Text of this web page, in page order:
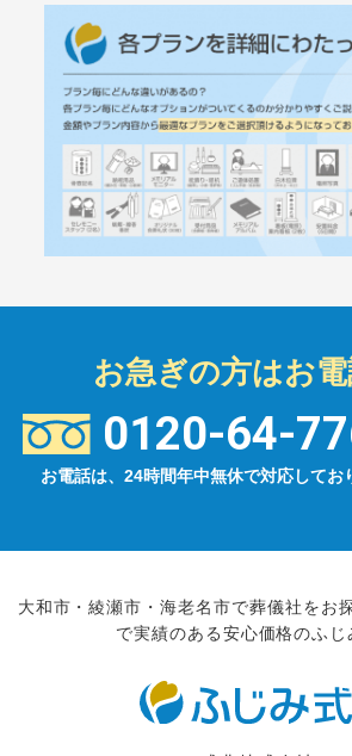
お急ぎの方はお
0120-64-
お電話は、24時間年中無休で対応してお
大和市・綾瀬市・海老名市で葬儀社をお
で実績のある安心価格のふじ